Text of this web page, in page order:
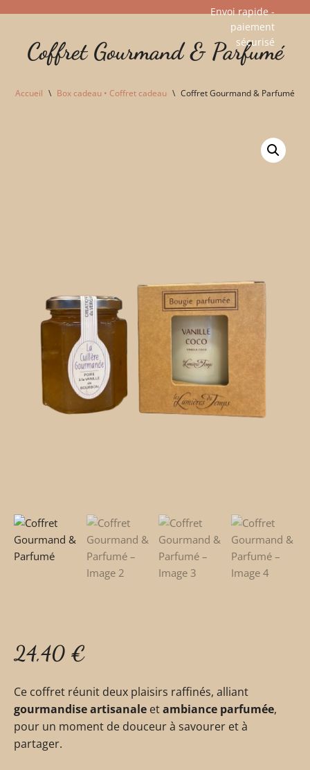
Envoi rapide -
paiement
sécurisé​
Coffret Gourmand & Parfumé
Accueil \ Box cadeau • Coffret cadeau \ Coffret Gourmand & Parfumé
24,40 €
Ce coffret réunit deux plaisirs raffinés, alliant
gourmandise artisanale etambiance parfumée,
pour un moment de douceur à savourer et à
partager.